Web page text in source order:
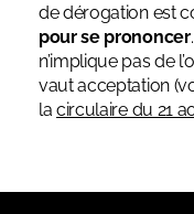
de dérogation est
pour se prononcer
n’implique pas de
vaut acceptation
lacirculaire du 21